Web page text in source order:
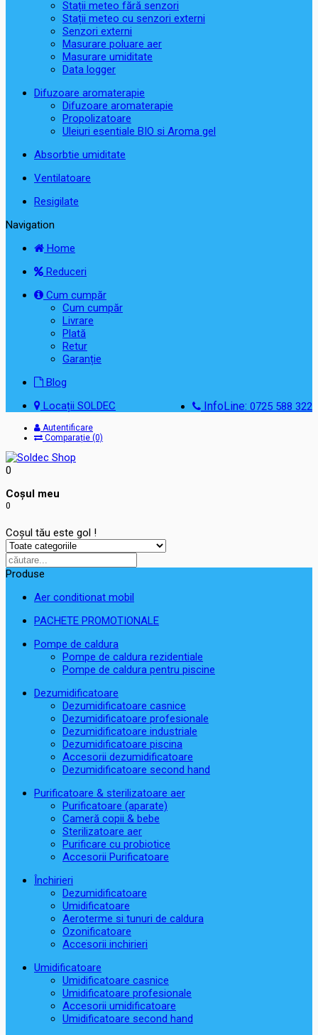
Stații meteo fără senzori
Stații meteo cu senzori externi
Senzori externi
Masurare poluare aer
Masurare umiditate
Data logger
Difuzoare aromaterapie
Difuzoare aromaterapie
Propolizatoare
Uleiuri esentiale BIO si Aroma gel
Absorbtie umiditate
Ventilatoare
Resigilate
Navigation
Home
Reduceri
Cum cumpăr
Cum cumpăr
Livrare
Plată
Retur
Garanție
Blog
InfoLine: 0725 588 322
Locații SOLDEC
Autentificare
Comparație (0)
0
Coşul meu
0
Coșul tău este gol !
Produse
Aer conditionat mobil
PACHETE PROMOTIONALE
Pompe de caldura
Pompe de caldura rezidentiale
Pompe de caldura pentru piscine
Dezumidificatoare
Dezumidificatoare casnice
Dezumidificatoare profesionale
Dezumidificatoare industriale
Dezumidificatoare piscina
Accesorii dezumidificatoare
Dezumidificatoare second hand
Purificatoare & sterilizatoare aer
Purificatoare (aparate)
Cameră copii & bebe
Sterilizatoare aer
Purificare cu probiotice
Accesorii Purificatoare
Închirieri
Dezumidificatoare
Umidificatoare
Aeroterme si tunuri de caldura
Ozonificatoare
Accesorii inchirieri
Umidificatoare
Umidificatoare casnice
Umidificatoare profesionale
Accesorii umidificatoare
Umidificatoare second hand